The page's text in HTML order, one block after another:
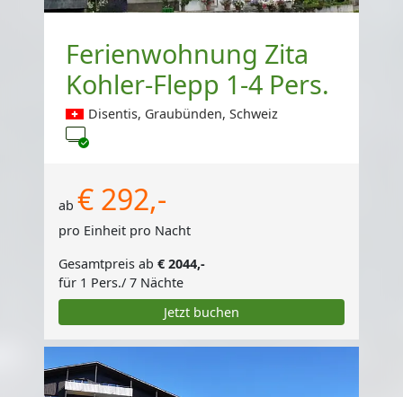
Ferienwohnung Zita
Kohler-Flepp 1-4 Pers.
Disentis, Graubünden, Schweiz
TV
ab € 292,-
pro Einheit pro Nacht
Gesamtpreis ab € 2044,-
für 1 Pers./ 7 Nächte
Jetzt buchen